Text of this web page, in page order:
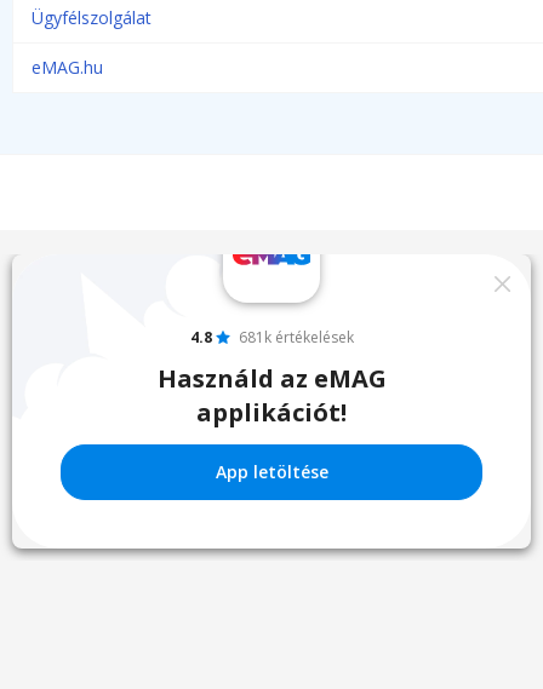
Ügyfélszolgálat
eMAG.hu
4.8 681k értékelések
Használd az eMAG
applikációt!
App letöltése